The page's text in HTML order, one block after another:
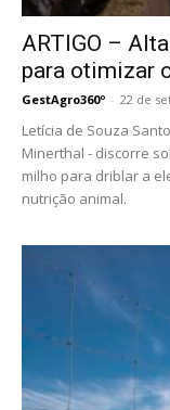
ARTIGO –
para otimizar
GestAgro360º - 22 de
Letícia de Souza
Minerthal - discorre
milho para driblar a
nutrição animal.